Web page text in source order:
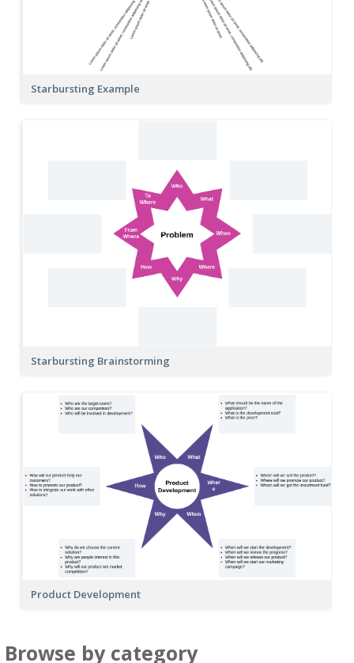
Starbursting Example
Starbursting Brainstorming
Product Development
Browse by category